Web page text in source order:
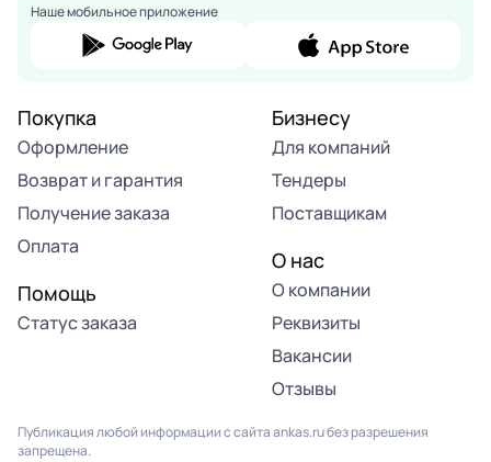
Наше мобильное приложение
Покупка
Оформление
Возврат и гарантия
Получение заказа
Оплата
Помощь
Статус заказа
Бизнесу
Для компаний
Тендеры
Поставщикам
О нас
О компании
Реквизиты
Вакансии
Отзывы
Публикация любой информации с сайта ankas.ru без разрешения
запрещена.